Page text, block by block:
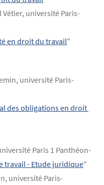
université Paris-
en droit du travail"
université Paris-
des obligations en droit
Paris 1 Panthéon-
travail - Etude juridique"
université Paris-